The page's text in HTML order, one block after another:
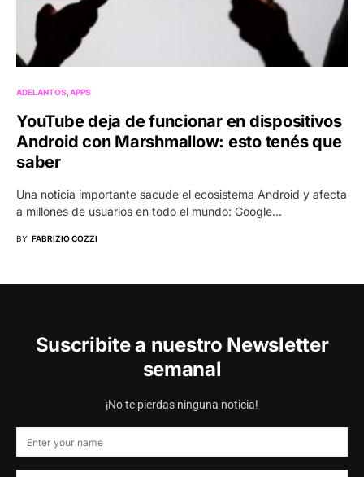
ADELANTOS APPS
YouTube deja de funcionar en dispositivos
Android con Marshmallow: esto tenés que
saber
Una noticia importante sacude el ecosistema Android y afecta
a millones de usuarios en todo el mundo: Google…
BY FABRIZIO COZZI
Suscribite a nuestro Newsletter
semanal
¡No te pierdas ninguna noticia!